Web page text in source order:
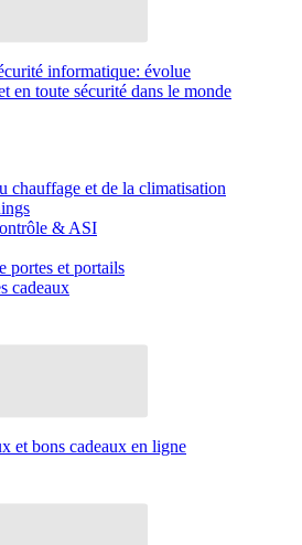
informatique: évolue
en toute sécurité dans le monde
chauffage et de la climatisation
& ASI
portes et portails
cadeaux
et bons cadeaux en ligne